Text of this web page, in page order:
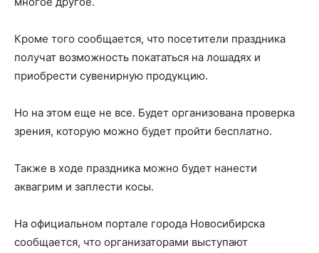
Кроме того сообщается, что посетители праздника
получат возможность покататься на лошадях и
приобрести сувенирную продукцию.
Но на этом еще не все. Будет организована проверка
зрения, которую можно будет пройти бесплатно.
Также в ходе праздника можно будет нанести
аквагрим и заплести косы.
На официальном портале города Новосибирска
сообщается, что организаторами выступают